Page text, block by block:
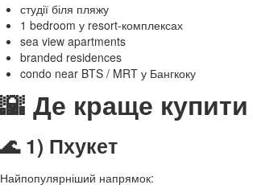
студії біля пляжу
1 bedroom у resort-комплексах
sea view apartments
branded residences
condo near BTS / MRT у Бангкоку
🌇 Де краще купити
🌊 1) Пхукет
Найпопулярніший напрямок: